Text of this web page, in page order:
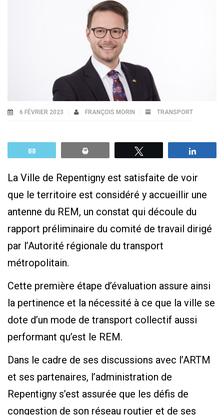
6 FÉVRIER 2023 FRANÇOIS MORIN TRANSPORT
La Ville de Repentigny est satisfaite de voir
que le territoire est considéré y accueillir une
antenne du REM, un constat qui découle du
rapport préliminaire du comité de travail dirigé
par l’Autorité régionale du transport
métropolitain.
Cette première étape d’évaluation assure ainsi
la pertinence et la nécessité à ce que la ville se
dote d’un mode de transport collectif aussi
performant qu’est le REM.
Dans le cadre de ses discussions avec l’ARTM
et ses partenaires, l’administration de
Repentigny s’est assurée que les défis de
congestion de son réseau routier et de ses